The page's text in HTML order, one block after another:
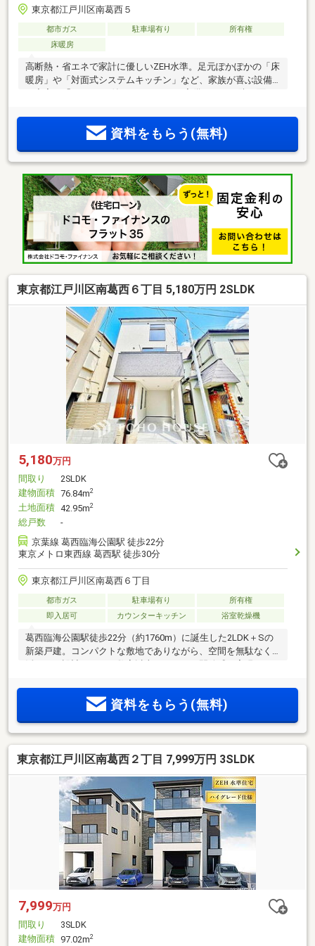
東京都江戸川区南葛西５
都市ガス 駐車場有り
所有権
床暖房
高断熱・省エネで家計に優しいZEH水準。足元ぽかぽかの「床
暖房」や「対面式システムキッチン」など、家族が喜ぶ設備
が充実！「TVモニタ付インターホン」完備で日々の防犯面も
資料をもらう(無料)
東京都江戸川区南葛西６丁目 5,180万円 2SLDK
5,180万円
間取り
2SLDK
建物面積 76.84m2
土地面積 42.95m2
総戸数
-
京葉線 葛西臨海公園駅 徒歩22分
東京メトロ東西線 葛西駅 徒歩30分
東京都江戸川区南葛西６丁目
都市ガス 駐車場有り
所有権
即入居可
カウンターキッチン 浴室乾燥機
葛西臨海公園駅徒歩22分（約1760m）に誕生した2LDK＋Sの
新築戸建。コンパクトな敷地でありながら、空間を無駄なく
資料をもらう(無料)
東京都江戸川区南葛西２丁目 7,999万円 3SLDK
7,999万円
間取り
3SLDK
建物面積 97.02m2